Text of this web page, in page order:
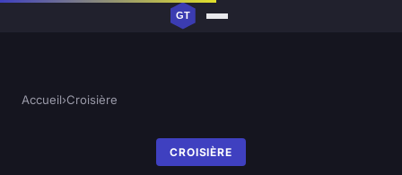
Accueil›Croisière
CROISIÈRE